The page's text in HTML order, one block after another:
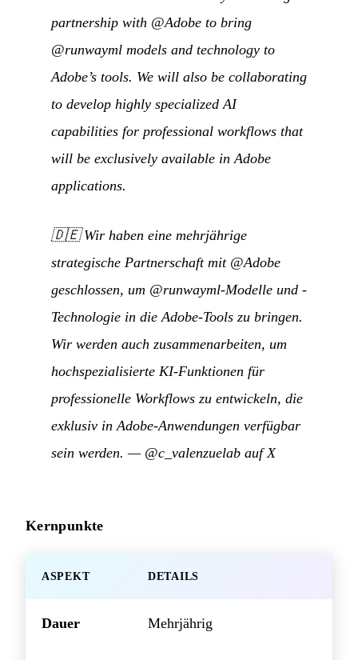
partnership with @Adobe to bring
@runwayml models and technology to
Adobe’s tools. We will also be collaborating
to develop highly specialized AI
capabilities for professional workflows that
will be exclusively available in Adobe
applications.
🇩🇪Wir haben eine mehrjährige
strategische Partnerschaft mit @Adobe
geschlossen, um @runwayml-Modelle und -
Technologie in die Adobe-Tools zu bringen.
Wir werden auch zusammenarbeiten, um
hochspezialisierte KI-Funktionen für
professionelle Workflows zu entwickeln, die
exklusiv in Adobe-Anwendungen verfügbar
sein werden. — @c_valenzuelab auf X
Kernpunkte
ASPEKT DETAILS
Dauer Mehrjährig